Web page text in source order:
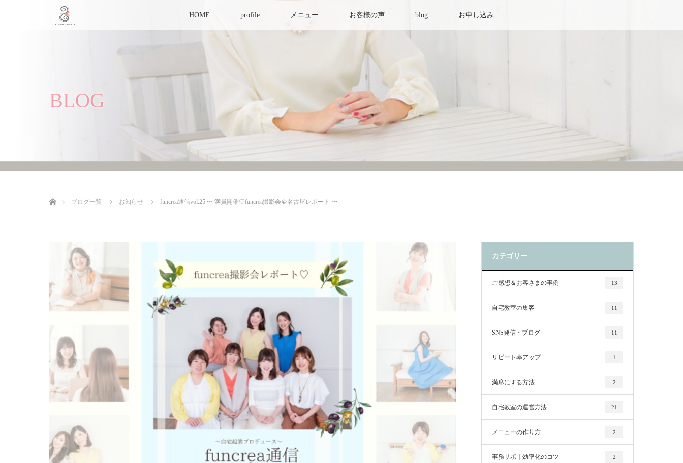
HOME profile メニュー お客様の声 blog お申し込み
BLOG
ブログ一覧
お知らせ funcrea通信vol.25 〜 満員開催♡funcrea撮影会＠名古屋レポート 〜
カテゴリー
ご感想＆お客さまの事例 13
自宅教室の集客 11
SNS発信・ブログ 11
リピート率アップ 1
満席にする方法 2
自宅教室の運営方法 21
メニューの作り方 2
事務サポ｜効率化のコツ 2